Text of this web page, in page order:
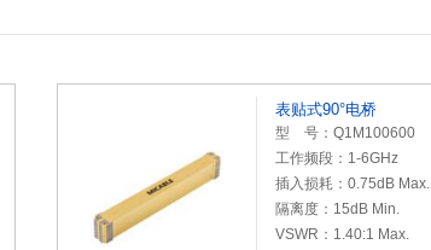
表贴式90°电桥
型 号：Q1M100600
工作频段：1-6GHz
插入损耗：0.75dB Max.
隔离度：15dB Min.
VSWR：1.40:1 Max.